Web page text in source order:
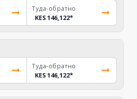
Туда-обратно
KES 146,122*
Туда-обратно
KES 146,122*